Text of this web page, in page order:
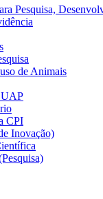
Pesquisa,
de Animais
CPI
Inovação)